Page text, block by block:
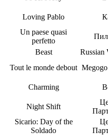
Loving Pablo
Un paese quasi
perfetto
Beast
Russian
Tout le monde debout
Charming
Night Shift
Sicario: Day of the
Soldado